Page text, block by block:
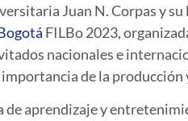
Juan N. Corpas y
FILBo 2023,
nacionales e
de la
de aprendizaje y